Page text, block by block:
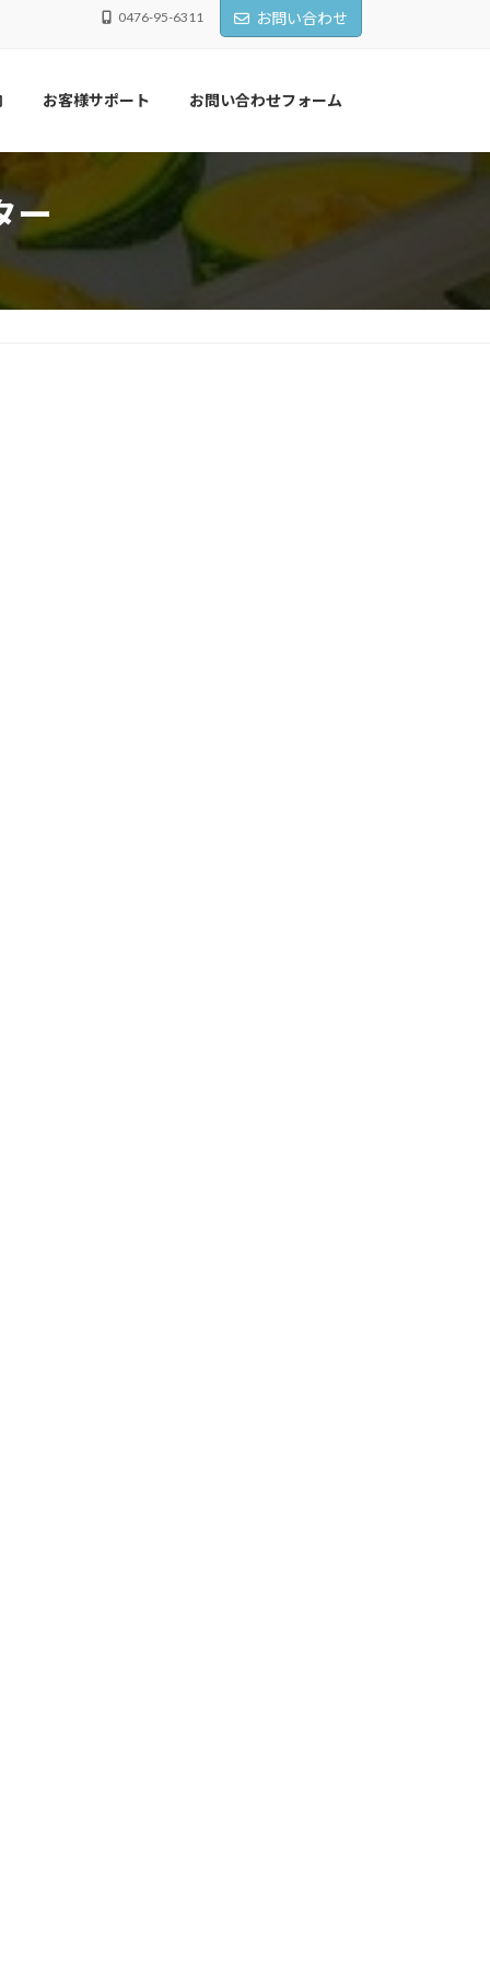
0476-95-6311 お問い合わせ
お客様サポート お問い合わせフォーム
ー